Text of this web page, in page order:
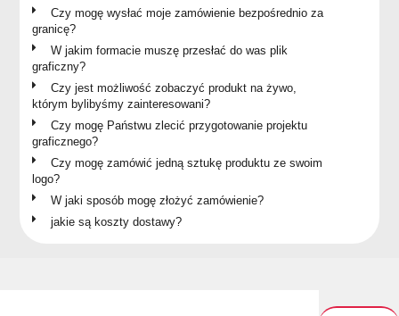
Czy mogę wysłać moje zamówienie bezpośrednio za
granicę?
W jakim formacie muszę przesłać do was plik
graficzny?
Czy jest możliwość zobaczyć produkt na żywo,
którym bylibyśmy zainteresowani?
Czy mogę Państwu zlecić przygotowanie projektu
graficznego?
Czy mogę zamówić jedną sztukę produktu ze swoim
logo?
W jaki sposób mogę złożyć zamówienie?
jakie są koszty dostawy?